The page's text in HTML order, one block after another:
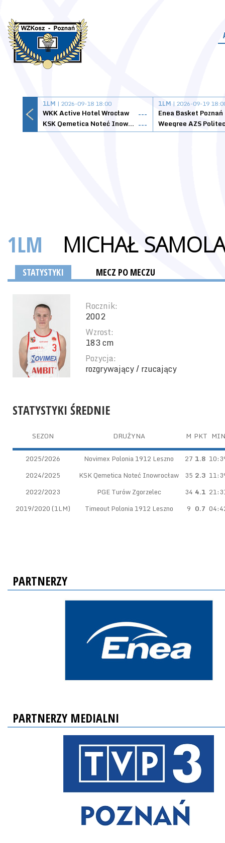
1LM | 2026-09-18 18:00
WKK Active Hotel Wrocław
---
KSK Qemetica Noteć Inowrocław ---
1LM | 2026-09-19
Enea Basket Poznań
1LM MICHAŁ
STATYSTYKI MECZ PO MECZU
Rocznik:
2002
Wzrost:
183 cm
Pozycja:
rozgrywający / rzucający
STATYSTYKI ŚREDNIE
SEZON DRUŻYNA M PKT MIN
2025/2026 Novimex Polonia 1912 Leszno 27 1.8
2024/2025
KSK Qemetica Noteć Inowrocław 35 2.3
2022/2023
PGE Turów Zgorzelec 34 4.1
2019/2020 (1LM)
Timeout Polonia 1912 Leszno 9 0.7
PARTNERZY
PARTNERZY MEDIALNI